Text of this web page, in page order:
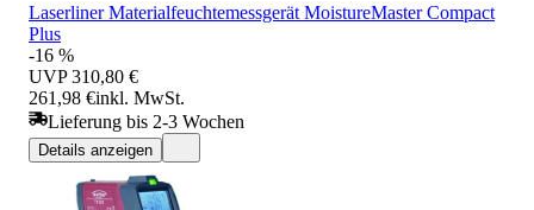
Laserliner Materialfeuchtemessgerät MoistureMaster Compact
Plus
-16 %
UVP 310,80 €
261,98 €inkl. MwSt.
Lieferung bis 2-3 Wochen
Details anzeigen